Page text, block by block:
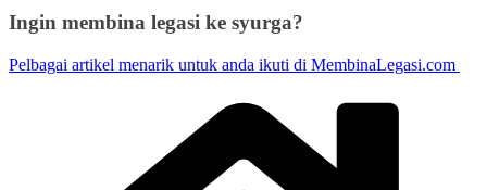
Ingin membina legasi ke syurga?
Pelbagai artikel menarik untuk anda ikuti di MembinaLegasi.com